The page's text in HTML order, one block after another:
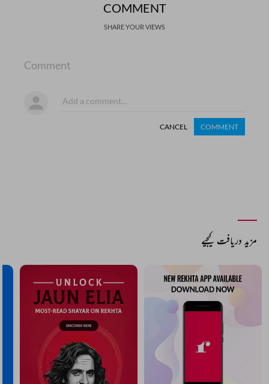
COMMENT
SHARE YOUR VIEWS
Comment
CANCEL COMMENT
مزید دریافت کیجیے